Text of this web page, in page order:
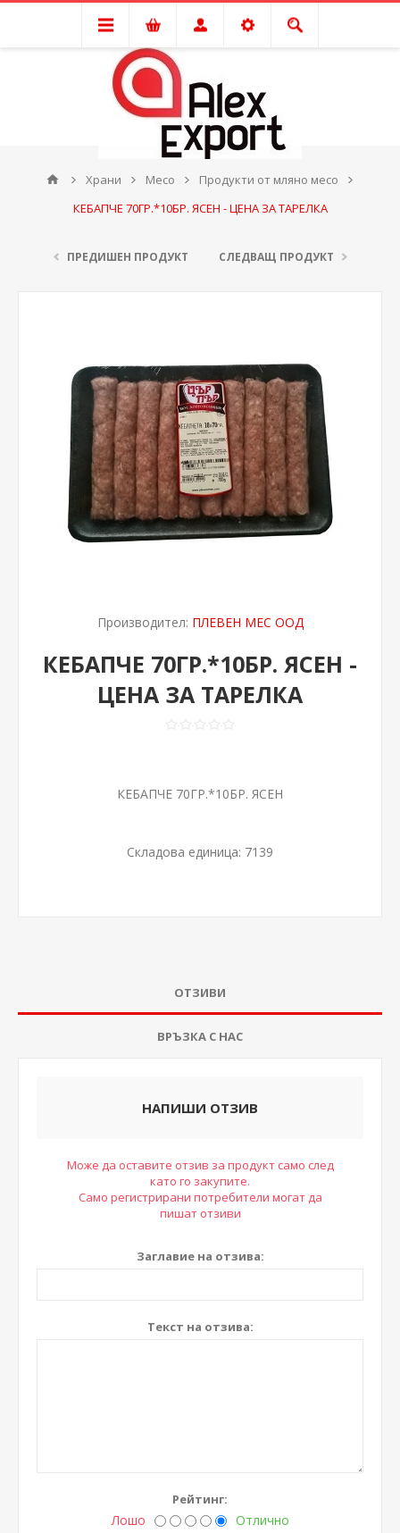
Храни Месо
Продукти от мляно месо
КЕБАПЧЕ 70ГР.*10БР. ЯСЕН - ЦЕНА ЗА ТАРЕЛКА
ПРЕДИШЕН ПРОДУКТ СЛЕДВАЩ ПРОДУКТ
Производител: ПЛЕВЕН МЕС ООД
КЕБАПЧЕ 70ГР.*10БР. ЯСЕН -
ЦЕНА ЗА ТАРЕЛКА
КЕБАПЧЕ 70ГР.*10БР. ЯСЕН
Складова единица: 7139
ОТЗИВИ
ВРЪЗКА С НАС
НАПИШИ ОТЗИВ
Може да оставите отзив за продукт само след
като го закупите.
Само регистрирани потребители могат да
пишат отзиви
Заглавие на отзива:
Текст на отзива:
Рейтинг:
Лошо Отлично